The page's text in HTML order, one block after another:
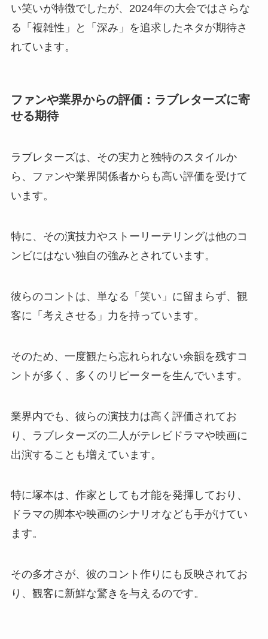
い笑いが特徴でしたが、2024年の大会ではさらな
る「複雑性」と「深み」を追求したネタが期待さ
れています。
ファンや業界からの評価：ラブレターズに寄
せる期待
ラブレターズは、その実力と独特のスタイルか
ら、ファンや業界関係者からも高い評価を受けて
います。
特に、その演技力やストーリーテリングは他のコ
ンビにはない独自の強みとされています。
彼らのコントは、単なる「笑い」に留まらず、観
客に「考えさせる」力を持っています。
そのため、一度観たら忘れられない余韻を残すコ
ントが多く、多くのリピーターを生んでいます。
業界内でも、彼らの演技力は高く評価されてお
り、ラブレターズの二人がテレビドラマや映画に
出演することも増えています。
特に塚本は、作家としても才能を発揮しており、
ドラマの脚本や映画のシナリオなども手がけてい
ます。
その多才さが、彼のコント作りにも反映されてお
り、観客に新鮮な驚きを与えるのです。